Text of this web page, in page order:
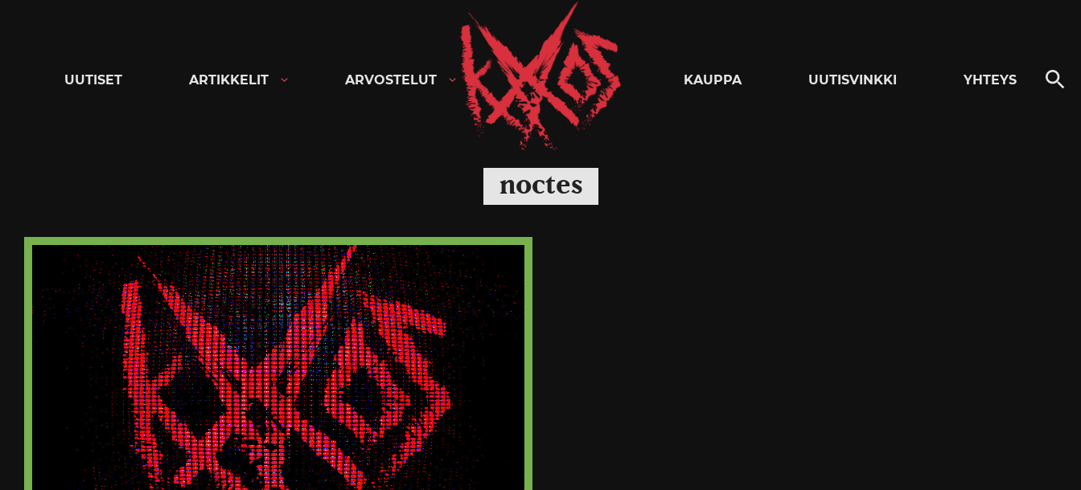
Kaaoszine
UUTISET ARTIKKELIT ARVOSTELUT KAUPPA UUTISVINKKI YHTEYS
noctes